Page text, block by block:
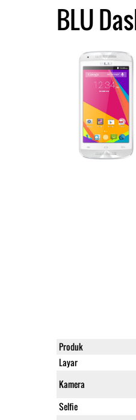
BLU
Produk
Layar
Kamera
Selfie